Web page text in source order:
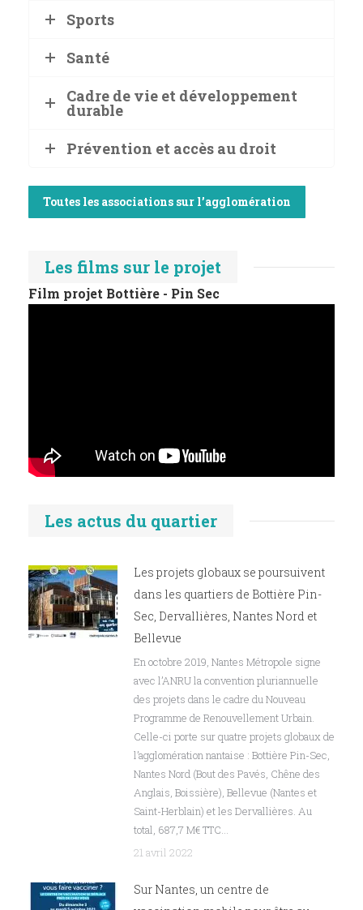
Sports
Santé
Cadre de vie et développement
durable
Prévention et accès au droit
Toutes les associations sur l’agglomération
Les films sur le projet
Film projet Bottière - Pin Sec
Les actus du quartier
Les projets globaux se poursuivent
dans les quartiers de Bottière Pin-
Sec, Dervallières, Nantes Nord et
Bellevue
En octobre 2019, Nantes Métropole signe
avec l’ANRU la convention pluriannuelle
des projets dans le cadre du Nouveau
Programme de Renouvellement Urbain.
Celle-ci porte sur quatre projets globaux de
l’agglomération nantaise : Bottière Pin-Sec,
Nantes Nord (Bout des Pavés, Chêne des
Anglais, Boissière), Bellevue (Nantes et
Saint-Herblain) et les Dervallières. Au
total, 687,7 M€ TTC…
21 avril 2022
Sur Nantes, un centre de